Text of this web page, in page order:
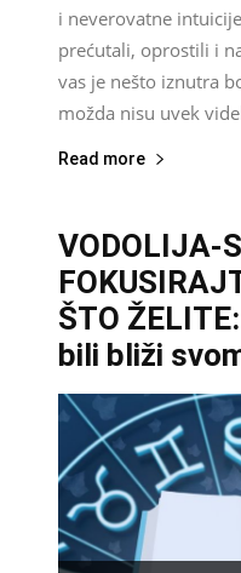
i neverovatne
prećutali, oprostili i
vas je nešto iznutra
možda nisu uvek
Read more
VODOLIJA-
ŠTO
bili bliži